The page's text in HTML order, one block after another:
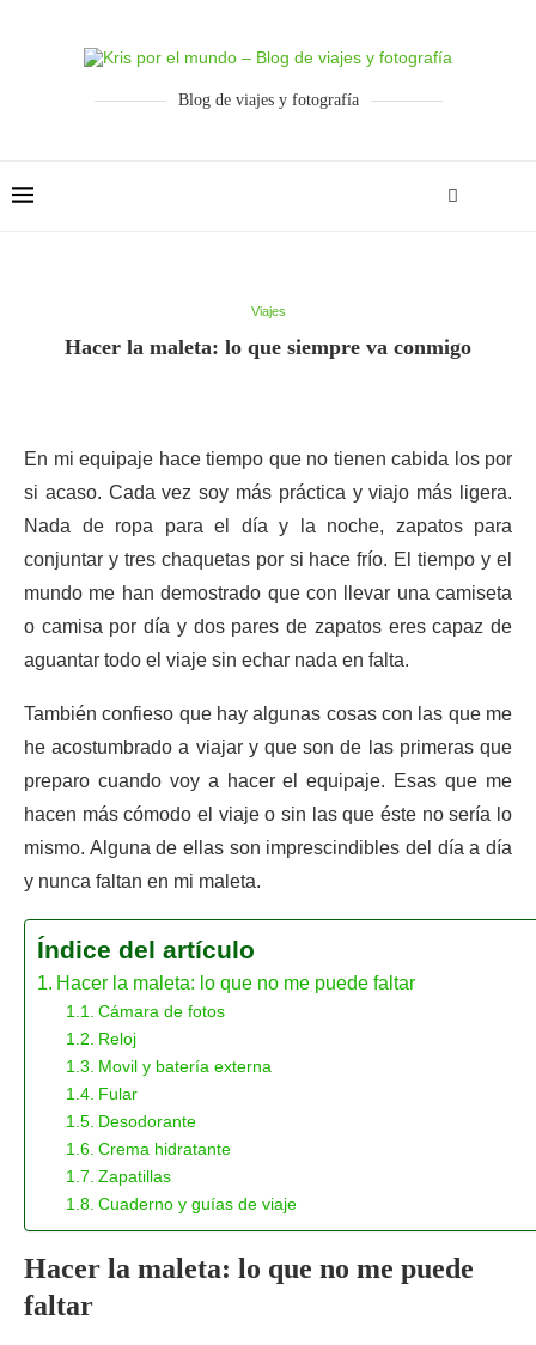
Blog de viajes y fotografía
Viajes
Hacer la maleta: lo que siempre va conmigo
En mi equipaje hace tiempo que no tienen cabida los por
si acaso. Cada vez soy más práctica y viajo más ligera.
Nada de ropa para el día y la noche, zapatos para
conjuntar y tres chaquetas por si hace frío. El tiempo y el
mundo me han demostrado que con llevar una camiseta
o camisa por día y dos pares de zapatos eres capaz de
aguantar todo el viaje sin echar nada en falta.
También confieso que hay algunas cosas con las que me
he acostumbrado a viajar y que son de las primeras que
preparo cuando voy a hacer el equipaje. Esas que me
hacen más cómodo el viaje o sin las que éste no sería lo
mismo. Alguna de ellas son imprescindibles del día a día
y nunca faltan en mi maleta.
Índice del artículo
Hacer la maleta: lo que no me puede faltar
Cámara de fotos
Reloj
Movil y batería externa
Fular
Desodorante
Crema hidratante
Zapatillas
Cuaderno y guías de viaje
Hacer la maleta: lo que no me puede
faltar